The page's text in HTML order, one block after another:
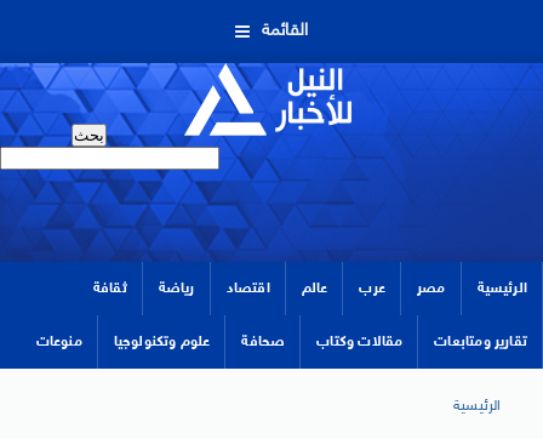
القائمة
الرئيسية مصر عرب عالم اقتصاد رياضة ثقافة
تقارير ومتابعات مقالات وكتاب صحافة علوم وتكنولوجيا منوعات
الرئيسية